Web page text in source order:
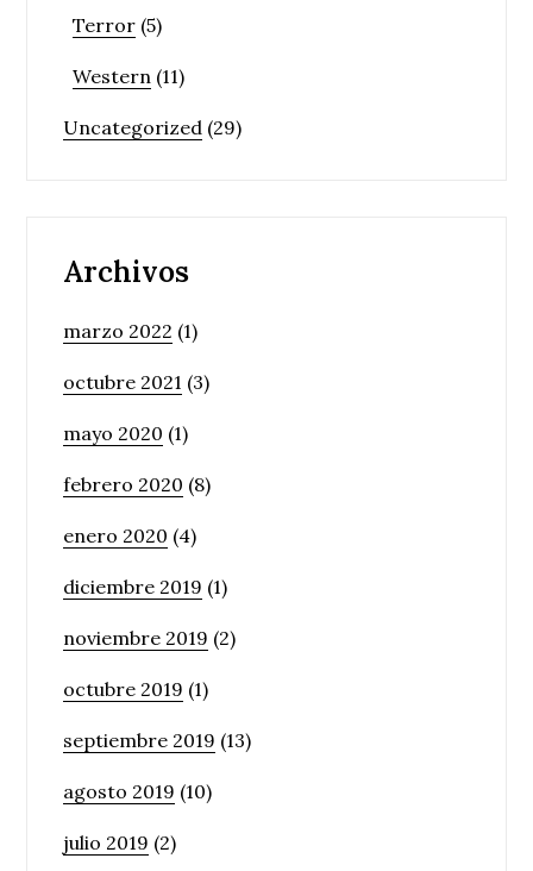
Terror (5)
Western (11)
Uncategorized (29)
Archivos
marzo 2022 (1)
octubre 2021 (3)
mayo 2020 (1)
febrero 2020 (8)
enero 2020 (4)
diciembre 2019 (1)
noviembre 2019 (2)
octubre 2019 (1)
septiembre 2019 (13)
agosto 2019 (10)
julio 2019 (2)